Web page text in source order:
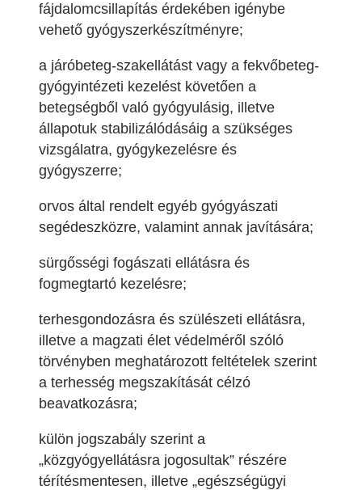
fájdalomcsillapítás érdekében igénybe
vehető gyógyszerkészítményre;
a járóbeteg-szakellátást vagy a fekvőbeteg-
gyógyintézeti kezelést követően a
betegségből való gyógyulásig, illetve
állapotuk stabilizálódásáig a szükséges
vizsgálatra, gyógykezelésre és
gyógyszerre;
orvos által rendelt egyéb gyógyászati
segédeszközre, valamint annak javítására;
sürgősségi fogászati ellátásra és
fogmegtartó kezelésre;
terhesgondozásra és szülészeti ellátásra,
illetve a magzati élet védelméről szóló
törvényben meghatározott feltételek szerint
a terhesség megszakítását célzó
beavatkozásra;
külön jogszabály szerint a
„közgyógyellátásra jogosultak” részére
térítésmentesen, illetve „egészségügyi